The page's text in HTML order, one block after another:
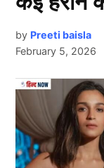
Rohit – Virat
by Preeti baisla
February 5, 2026